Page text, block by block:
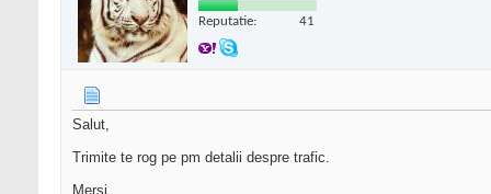
Reputatie: 41
Salut,
Trimite te rog pe pm detalii despre trafic.
Mersi.